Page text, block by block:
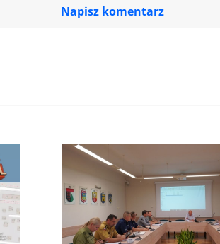
Napisz komentarz